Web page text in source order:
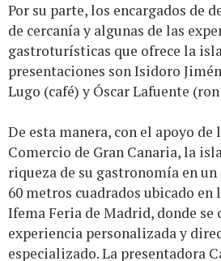
Por su parte, los encargados de
de cercanía y algunas de las
gastroturísticas que ofrece la
presentaciones son Isidoro
Lugo (café) y Óscar Lafuente
De esta manera, con el apoyo de
Comercio de Gran Canaria, la
riqueza de su gastronomía en
60 metros cuadrados ubicado en
Ifema Feria de Madrid, donde se
experiencia personalizada y
especializado. La presentadora